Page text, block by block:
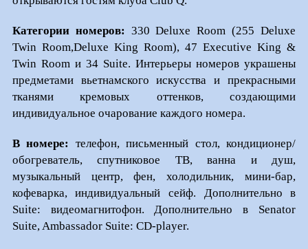
Категории номеров: 330 Deluxe Room (255 Deluxe
Twin Room,Deluxe King Room), 47 Executive King &
Twin Room и 34 Suite. Интерьеры номеров украшены
предметами вьетнамского искусства и прекрасными
тканями кремовых оттенков, создающими
индивидуальное очарование каждого номера.
В номере: телефон, письменный стол, кондиционер/
обогреватель, спутниковое ТВ, ванна и душ,
музыкальный центр, фен, холодильник, мини-бар,
кофеварка, индивидуальный сейф. Дополнительно в
Suite: видеомагнитофон. Дополнительно в Senator
Suite, Ambassador Suite: CD-player.